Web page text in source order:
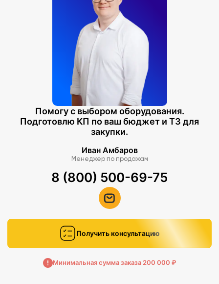
Помогу с выбором оборудования.
Подготовлю КП по ваш бюджет и ТЗ для
закупки.
Иван Амбаров
Менеджер по продажам
8 (800) 500-69-75
Получить консультацию
Минимальная сумма заказа 200 000 ₽